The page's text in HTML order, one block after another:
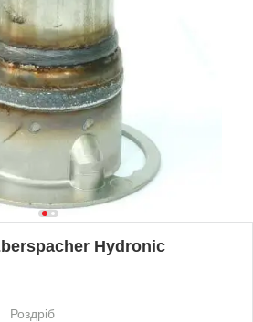
Hydronic
Роздріб